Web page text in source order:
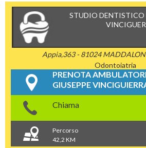
STUDIO DENTISTICO
Appia,363 - 81024
Odontoiatria
PRENOTA
GIUSEPPE
Chiama
Percorso
42,2 KM